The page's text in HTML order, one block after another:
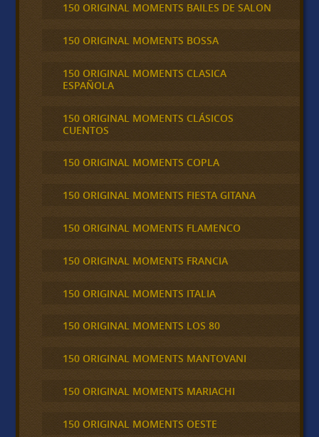
150 ORIGINAL MOMENTS BAILES DE SALON
150 ORIGINAL MOMENTS BOSSA
150 ORIGINAL MOMENTS CLASICA
ESPAÑOLA
150 ORIGINAL MOMENTS CLÁSICOS
CUENTOS
150 ORIGINAL MOMENTS COPLA
150 ORIGINAL MOMENTS FIESTA GITANA
150 ORIGINAL MOMENTS FLAMENCO
150 ORIGINAL MOMENTS FRANCIA
150 ORIGINAL MOMENTS ITALIA
150 ORIGINAL MOMENTS LOS 80
150 ORIGINAL MOMENTS MANTOVANI
150 ORIGINAL MOMENTS MARIACHI
150 ORIGINAL MOMENTS OESTE